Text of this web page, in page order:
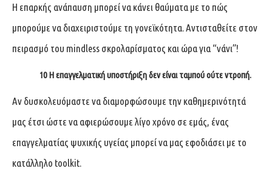
Η επαρκής ανάπαυση μπορεί να κάνει θαύματα με το πώς
μπορούμε να διαχειριστούμε τη γονεϊκότητα. Αντισταθείτε στον
πειρασμό του mindless σκρολαρίσματος και ώρα για “νάνι”!
10Η επαγγελματική υποστήριξη δεν είναι ταμπού ούτε ντροπή.
Αν δυσκολευόμαστε να διαμορφώσουμε την καθημερινότητά
μας έτσι ώστε να αφιερώσουμε λίγο χρόνο σε εμάς, ένας
επαγγελματίας ψυχικής υγείας μπορεί να μας εφοδιάσει με το
κατάλληλο toolkit.